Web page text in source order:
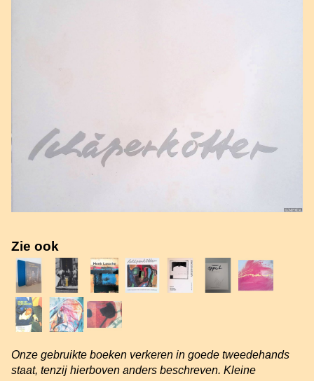
Zie ook
Onze gebruikte boeken verkeren in goede tweedehands
staat, tenzij hierboven anders beschreven. Kleine